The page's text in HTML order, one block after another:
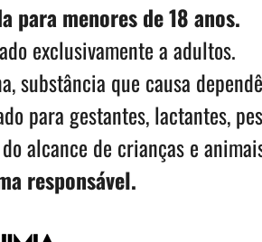
para menores de 18 anos.
exclusivamente a adultos.
substância que causa
para gestantes, lactantes,
alcance de crianças e
responsável.